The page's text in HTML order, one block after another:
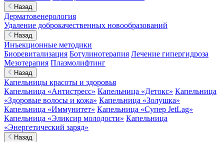
Назад
Дерматовенерология
Удаление доброкачественных новообразований
Назад
Инъекционные методики
Биоревитализация Ботулинотерапия Лечение гипергидроза
Мезотерапия Плазмолифтинг
Назад
Капельницы красоты и здоровья
Капельница «Антистресс» Капельница «Детокс» Капельница
«Здоровые волосы и кожа» Капельница «Золушка»
Капельница «Иммунитет» Капельница «Супер JetLag»
Капельница «Эликсир молодости» Капельница
«Энергетический заряд»
Назад